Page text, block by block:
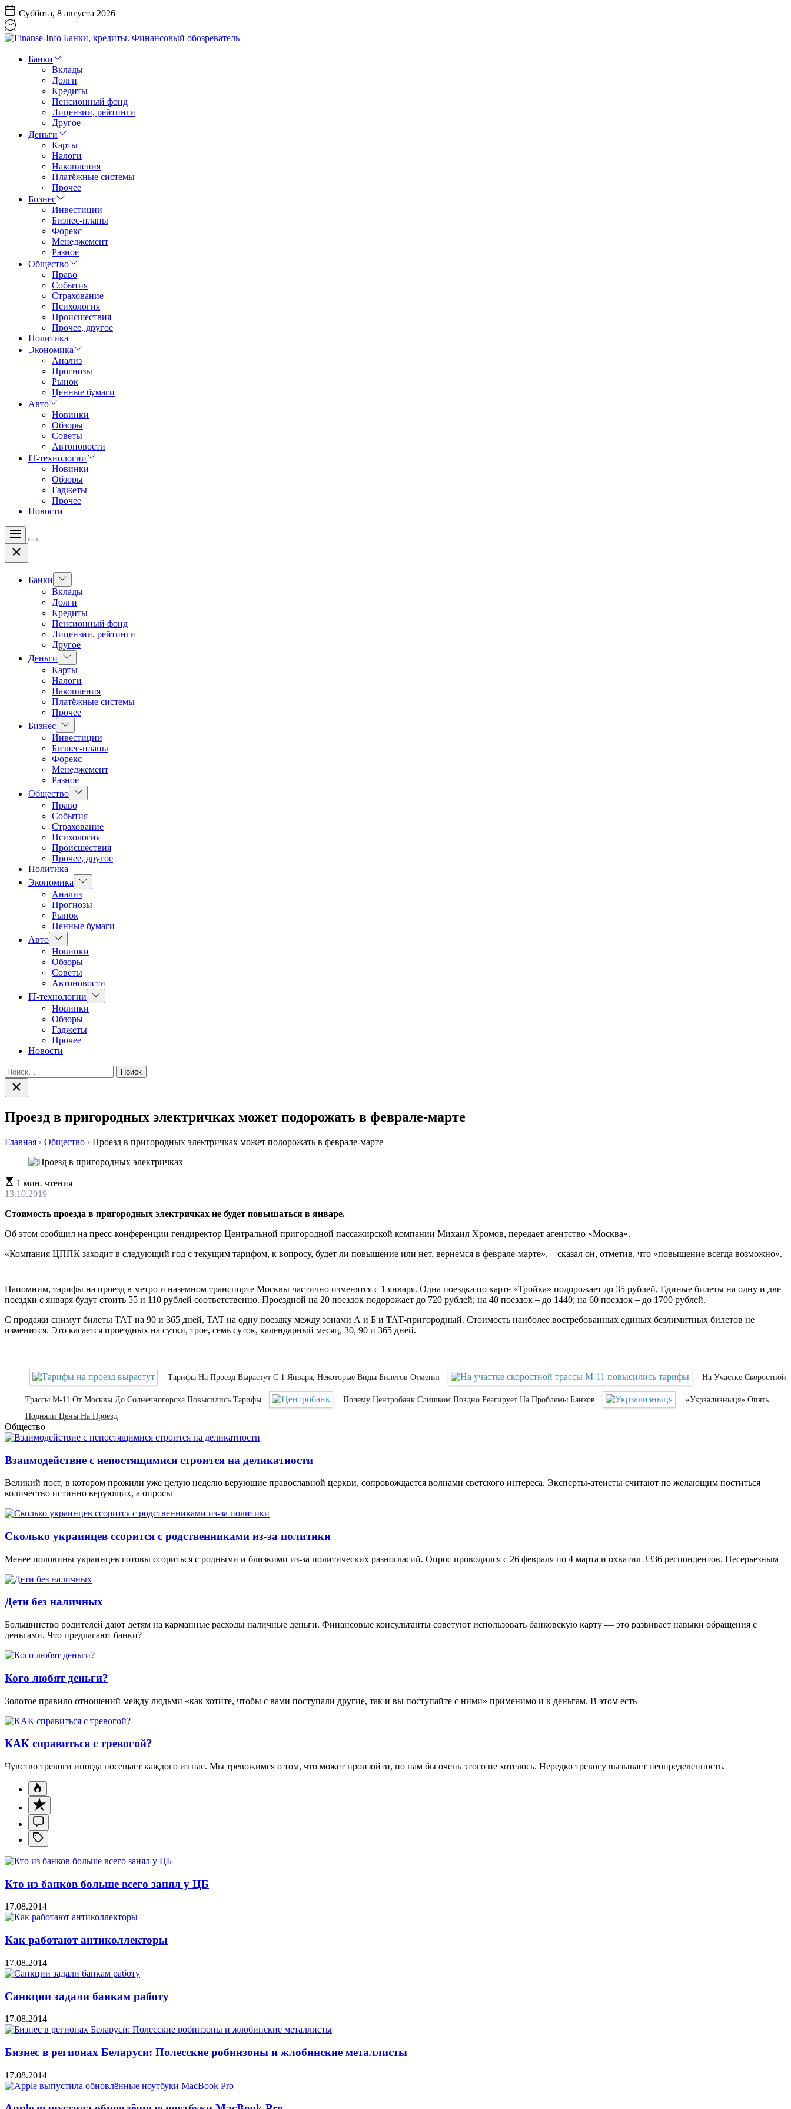
Перейти
к
содержанию
Суббота, 8 августа 2026
Info
Финансовый
обозреватель
Банки
Вклады
Долги
Кредиты
Пенсионный фонд
Лицензии, рейтинги
Другое
Деньги
Карты
Налоги
Накопления
Платёжные системы
Прочее
Бизнес
Инвестиции
Бизнес-планы
Форекс
Менеджемент
Разное
Общество
Право
События
Страхование
Психология
Происшествия
Прочее, другое
Политика
Экономика
Анализ
Прогнозы
Рынок
Ценные бумаги
Авто
Новинки
Обзоры
Советы
Автоновости
IT-технологии
Новинки
Обзоры
Гаджеты
Прочее
Новости
Меню
Цвет
Закрыть
Банки
Показать
подменю
Вклады
Долги
Кредиты
Пенсионный фонд
Лицензии, рейтинги
Другое
Деньги
Показать
подменю
Карты
Налоги
Накопления
Платёжные системы
Прочее
Бизнес Показать
подменю
Инвестиции
Бизнес-планы
Форекс
Менеджемент
Разное
Общество Показать
подменю
Право
События
Страхование
Психология
Происшествия
Прочее, другое
Политика
Экономика
Показать
подменю
Анализ
Прогнозы
Рынок
Ценные бумаги
Авто Показать
подменю
Новинки
Обзоры
Советы
Автоновости
IT-технологии
Показать
подменю
Новинки
Обзоры
Гаджеты
Прочее
Новости
Найти:
Закрыть
поиск
Проезд в пригородных электричках может подорожать в феврале-марте
Главная › Общество › Проезд в пригородных электричках может подорожать в феврале-марте
Расчетное
время
1 мин. чтения
13.10.2019
Стоимость проезда в пригородных электричках не будет повышаться в январе.
Об этом сообщил на пресс-конференции гендиректор Центральной пригородной пассажирской компании Михаил Хромов, передает агентство «Москва».
«Компания ЦППК заходит в следующий год с текущим тарифом, к вопросу, будет ли повышение или нет, вернемся в феврале-марте», – сказал он, отметив, что «повышение всегда возможно».
Напомним, тарифы на проезд в метро и наземном транспорте Москвы частично изменятся с 1 января. Одна поездка по карте «Тройка» подорожает до 35 рублей, Единые билеты на одну и две
поездки с января будут стоить 55 и 110 рублей соответственно. Проездной на 20 поездок подорожает до 720 рублей; на 40 поездок – до 1440; на 60 поездок – до 1700 рублей.
С продажи снимут билеты ТАТ на 90 и 365 дней, ТАТ на одну поездку между зонами А и Б и ТАТ-пригородный. Стоимость наиболее востребованных единых безлимитных билетов не
изменится. Это касается проездных на сутки, трое, семь суток, календарный месяц, 30, 90 и 365 дней.
Тарифы На Проезд Вырастут С 1 Января, Некоторые Виды Билетов Отменят На Участке Скоростной
Трассы М-11 От Москвы До Солнечногорска Повысились Тарифы Почему Центробанк Слишком Поздно Реагирует На Проблемы Банков
«Укрзализныця» Опять
Подняли Цены На Проезд
Общество
Взаимодействие с непостящимися строится на деликатности
Великий пост, в котором прожили уже целую неделю верующие православной церкви, сопровождается волнами светского интереса. Эксперты-атеисты считают по желающим поститься
количество истинно верующих, а опросы
Сколько украинцев ссорится с родственниками из-за политики
Менее половины украинцев готовы ссориться с родными и близкими из-за политических разногласий. Опрос проводился с 26 февраля по 4 марта и охватил 3336 респондентов. Несерьезным
Дети без наличных
Большинство родителей дают детям на карманные расходы наличные деньги. Финансовые консультанты советуют использовать банковскую карту — это развивает навыки обращения с
деньгами. Что предлагают банки?
Кого любят деньги?
Золотое правило отношений между людьми «как хотите, чтобы с вами поступали другие, так и вы поступайте с ними» применимо и к деньгам. В этом есть
КАК справиться с тревогой?
Чувство тревоги иногда посещает каждого из нас. Мы тревожимся о том, что может произойти, но нам бы очень этого не хотелось. Нередко тревогу вызывает неопределенность.
Кто из банков больше всего занял у ЦБ
17.08.2014
Как работают антиколлекторы
17.08.2014
Санкции задали банкам работу
17.08.2014
Бизнес в регионах Беларуси: Полесские робинзоны и жлобинские металлисты
17.08.2014